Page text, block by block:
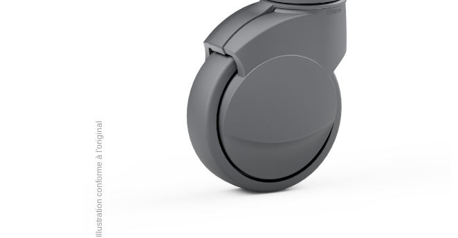
Illustration conforme à l'original